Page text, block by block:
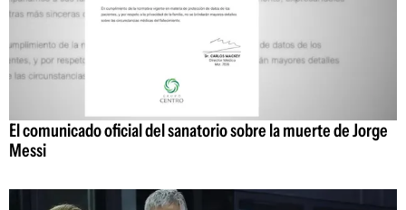
El comunicado oficial del sanatorio sobre la muerte de Jorge
Messi